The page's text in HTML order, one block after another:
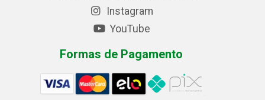
Instagram
YouTube
Formas de Pagamento